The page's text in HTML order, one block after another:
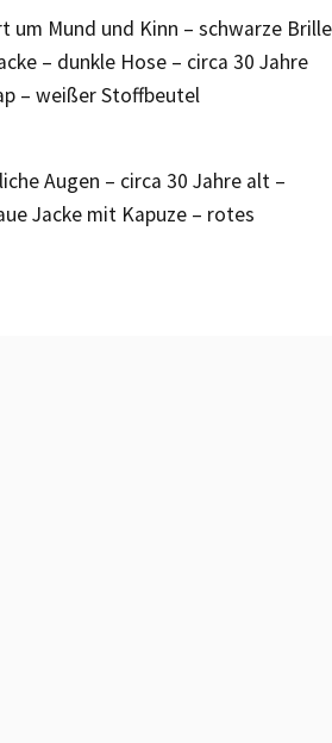
um Mund und Kinn – schwarze Brille
– dunkle Hose – circa 30 Jahre
– weißer Stoffbeutel
Augen – circa 30 Jahre alt –
Jacke mit Kapuze – rotes